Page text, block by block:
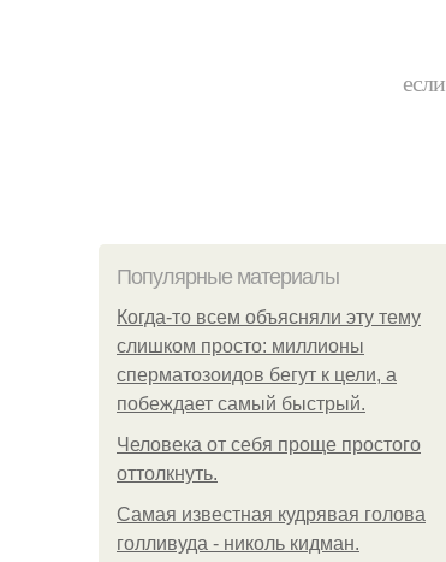
Популярные материалы
Когда-то всем объясняли эту тему
слишком просто: миллионы
сперматозоидов бегут к цели, а
побеждает самый быстрый.
Человека от себя проще простого
оттолкнуть.
Самая известная кудрявая голова
голливуда - николь кидман.